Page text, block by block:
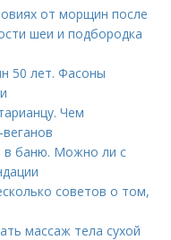
от морщин после
шеи и подбородка
50 лет. Фасоны
Чем
в баню. Можно ли с
советов о том,
массаж тела сухой